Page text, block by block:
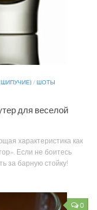
/ ШОТЫ
для веселой
характеристика как
Если не боитесь
за барную стойку!
0